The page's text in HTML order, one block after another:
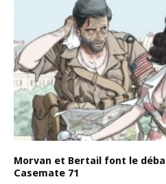
Morvan et Bertail font le
Casemate 71